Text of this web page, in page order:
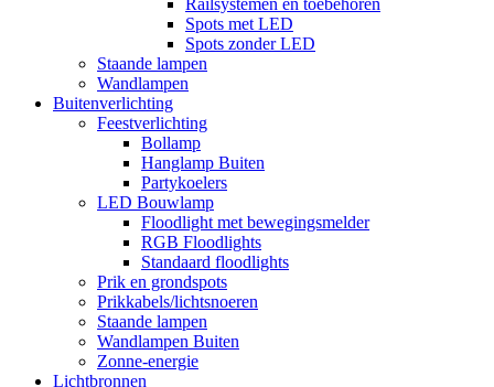
Railsystemen en toebehoren
Spots met LED
Spots zonder LED
Staande lampen
Wandlampen
Buitenverlichting
Feestverlichting
Bollamp
Hanglamp Buiten
Partykoelers
LED Bouwlamp
Floodlight met bewegingsmelder
RGB Floodlights
Standaard floodlights
Prik en grondspots
Prikkabels/lichtsnoeren
Staande lampen
Wandlampen Buiten
Zonne-energie
Lichtbronnen